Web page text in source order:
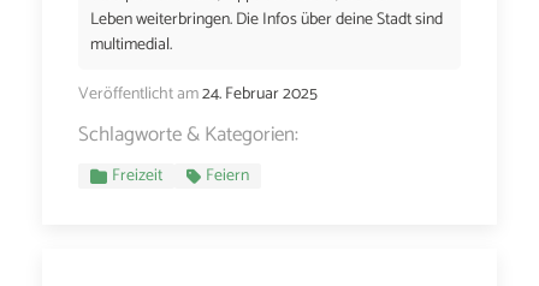
Leben weiterbringen. Die Infos über deine Stadt sind
multimedial.
Veröffentlicht am24. Februar 2025
Schlagworte & Kategorien:
Freizeit Feiern